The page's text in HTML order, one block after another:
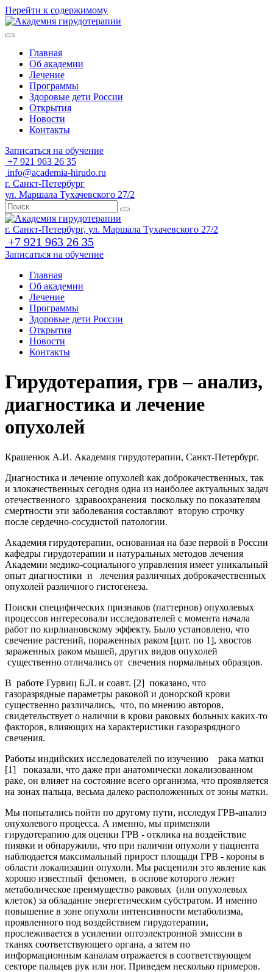
Перейти к содержимому
Главная
Об академии
Лечение
Программы
Здоровые дети России
Открытия
Новости
Контакты
Записаться на обучение
+7 921 963 26 35
info@academia-hirudo.ru
г. Санкт-Петербург
ул. Маршала Тухачевского 27/2
г. Санкт-Петербург, ул. Маршала Тухачевского 27/2
+7 921 963 26 35
Записаться на обучение
Главная
Об академии
Лечение
Программы
Здоровые дети России
Открытия
Новости
Контакты
Гирудотерапия, грв – анализ,
диагностика и лечение
опухолей
Крашенюк А.И. Академия гирудотерапии, Санкт-Петербург.
Диагностика и лечение опухолей как доброкачественных, так
и злокачественных сегодня одна из наиболее актуальных задач
отечественного здравоохранения поскольку по показателям
смертности эти заболевания составляют вторую строчку
после сердечно-сосудистой патологии.
Академия гирудотерапии, основанная на базе первой в России
кафедры гирудотерапии и натуральных методов лечения
Академии медико-социального управления имеет уникальный
опыт диагностики и лечения различных доброкачественных
опухолей различного гистогенеза.
Поиски специфических признаков (паттернов) опухолевых
процессов интересовали исследователей с момента начала
работ по кирлиановскому эффекту. Было установлено, что
свечение растений, пораженных раком [цит. по 1], хвостов
зараженных раком мышей, других видов опухолей
существенно отличались от свечения нормальных образцов.
В работе Гурвиц Б.Л. и соавт. [2] показано, что
газоразрядные параметры раковой и донорской крови
существенно различались, что, по мнению авторов,
свидетельствует о наличии в крови раковых больных каких-то
факторов, влияющих на характеристики газоразрядного
свечения.
Работы индийских исследователей по изучению рака матки
[1] показали, что даже при анатомически локализованном
раке, он влияет на состояние всего организма, что проявляется
на зонах пальца, весьма далеко расположенных от зоны матки.
Мы попытались пойти по другому пути, исследуя ГРВ-анализ
опухолевого процесса. А именно, мы применяли
гирудотерапию для оценки ГРВ - отклика на воздействие
пиявки и обнаружили, что при наличии опухоли у пациента
наблюдается максимальный прирост площади ГРВ - короны в
области локализации опухоли. Мы расценили это явление как
хорошо известный феномен, в основе которого лежит
метаболическое преимущество раковых (или опухолевых
клеток) за обладание энергетическим субстратом. И именно
повышение в зоне опухоли интенсивности метаболизма,
проявленного под воздействием гирудотерапии,
прослеживается в усилении оптоэлектронной эмиссии в
тканях соответствующего органа, а затем по
информационным каналам отражается в соответствующем
секторе пальцев рук или ног. Приведем несколько примеров.